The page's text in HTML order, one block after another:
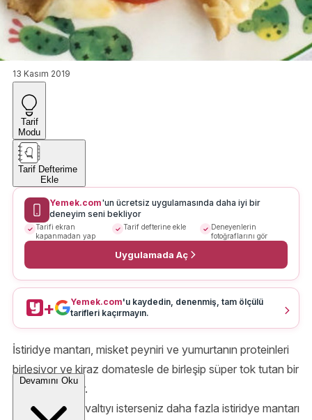
13 Kasım 2019
Tarif
Modu
Tarif Defterime
Ekle
Yemek.com'un ücretsiz uygulamasında daha iyi bir
deneyim seni bekliyor
Tarifi ekran
kapanmadan yap
Tarif defterine ekle
Deneyenlerin
fotoğraflarını gör
Uygulamada Aç
+ Yemek.com'u kaydedin, denenmiş, tam ölçülü
tarifleri kaçırmayın.
İstiridye mantarı, misket peyniri ve yumurtanın proteinleri
birleşiyor ve kiraz domatesle de birleşip süper tok tutan bir
kahvaltı oluyor.
Bu lezzetli kahvaltıyı isterseniz daha fazla istiridye mantarı
Devamını Oku